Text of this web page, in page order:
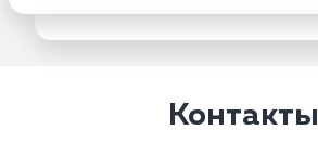
Контакты